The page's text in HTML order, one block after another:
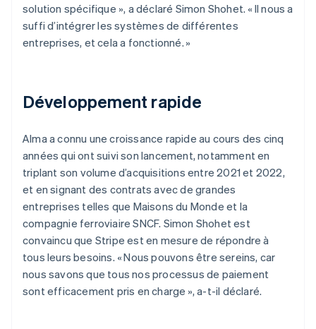
solution spécifique », a déclaré Simon Shohet. « Il nous a
suffi d’intégrer les systèmes de différentes
entreprises, et cela a fonctionné. »
Développement rapide
Alma a connu une croissance rapide au cours des cinq
années qui ont suivi son lancement, notamment en
triplant son volume d’acquisitions entre 2021 et 2022,
et en signant des contrats avec de grandes
entreprises telles que Maisons du Monde et la
compagnie ferroviaire SNCF. Simon Shohet est
convaincu que Stripe est en mesure de répondre à
tous leurs besoins. « Nous pouvons être sereins, car
nous savons que tous nos processus de paiement
sont efficacement pris en charge », a-t-il déclaré.